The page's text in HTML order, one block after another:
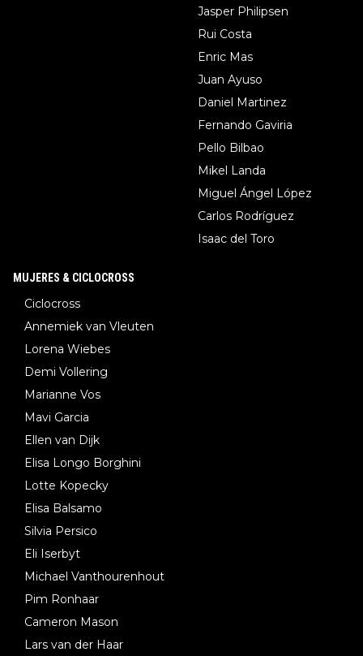
Jasper Philipsen
Rui Costa
Enric Mas
Juan Ayuso
Daniel Martinez
Fernando Gaviria
Pello Bilbao
Mikel Landa
Miguel Ángel López
Carlos Rodríguez
Isaac del Toro
MUJERES & CICLOCROSS
Ciclocross
Annemiek van Vleuten
Lorena Wiebes
Demi Vollering
Marianne Vos
Mavi Garcia
Ellen van Dijk
Elisa Longo Borghini
Lotte Kopecky
Elisa Balsamo
Silvia Persico
Eli Iserbyt
Michael Vanthourenhout
Pim Ronhaar
Cameron Mason
Lars van der Haar